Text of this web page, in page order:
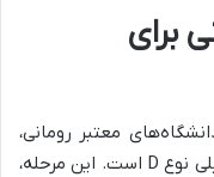
برای
معتبر رومانی،
گام بعدی و البته حیاتی، اخذ ویزای تحصیلی نوع D است. این مرحله،